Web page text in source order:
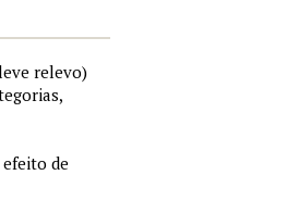
relevo)
de